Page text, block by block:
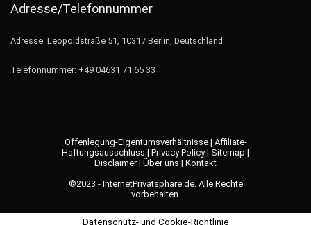
Adresse/Telefonnummer
Adresse: Leopoldstraße 51, 10317 Berlin, Deutschland
Telefonnummer: +49 04631 71 65 33
Offenlegung-Eigentumsverhältnisse| Affiliate-
Haftungsausschluss | Privacy Policy| Sitemap |
Disclaimer| Über uns | Kontakt
©2023 - InternetPrivatsphare.de. Alle Rechte
vorbehalten.
Datenschutz- und Cookie-Richtlinie